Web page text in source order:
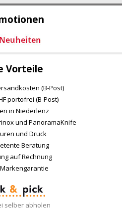
Vorteile
(B-Post)
portofrei (B-Post)
in Niederlenz
und PanoramaKnife
und Druck
Beratung
auf Rechnung
Markengarantie
selber abholen